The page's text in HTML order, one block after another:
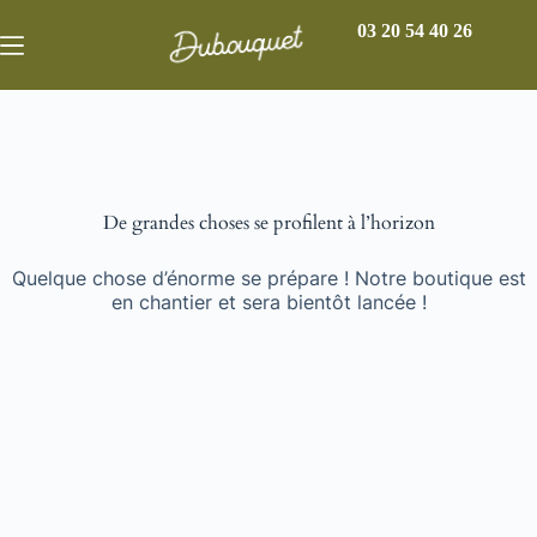
03 20 54 40 26
De grandes choses se profilent à l’horizon
Quelque chose d’énorme se prépare ! Notre boutique est
en chantier et sera bientôt lancée !